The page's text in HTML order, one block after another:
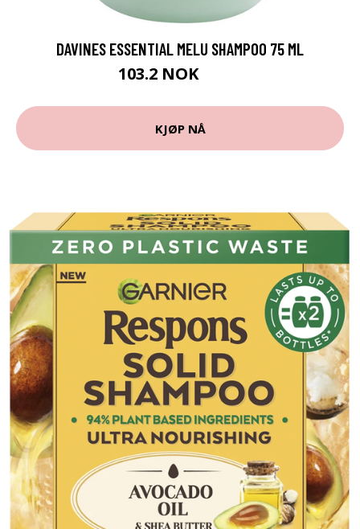
DAVINES ESSENTIAL MELU SHAMPOO 75 ML
103.2 NOK
KJØP NÅ